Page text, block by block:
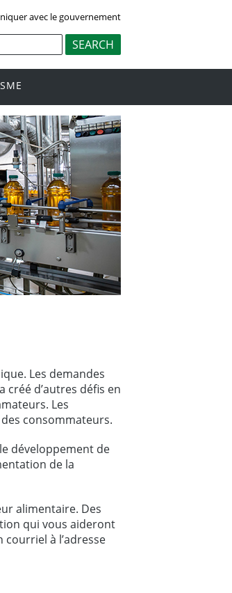
avec le gouvernement
Les demandes
d’autres défis en
Les
consommateurs.
développement de
de la
alimentaire. Des
qui vous aideront
à l’adresse